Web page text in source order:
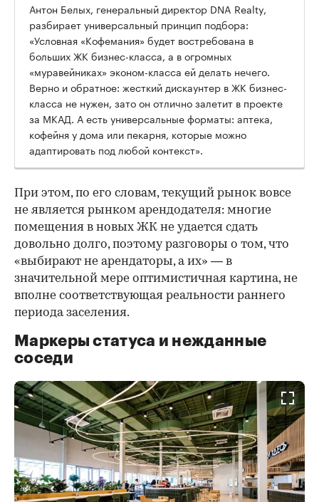
Антон Белых, генеральный директор DNA Realty,
разбирает универсальный принцип подбора:
«Условная «Кофемания» будет востребована в
больших ЖК бизнес-класса, а в огромных
«муравейниках» эконом-класса ей делать нечего.
Верно и обратное: жесткий дискаунтер в ЖК бизнес-
класса не нужен, зато он отлично залетит в проекте
за МКАД. А есть универсальные форматы: аптека,
кофейня у дома или пекарня, которые можно
адаптировать под любой контекст».
При этом, по его словам, текущий рынок вовсе
не является рынком арендодателя: многие
помещения в новых ЖК не удается сдать
довольно долго, поэтому разговоры о том, что
«выбирают не арендаторы, а их» — в
значительной мере оптимистичная картина, не
вполне соответствующая реальности раннего
периода заселения.
Маркеры статуса и нежданные
соседи